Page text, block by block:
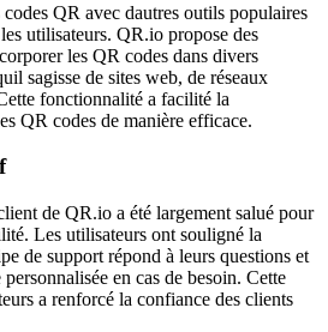
QR avec dautres outils populaires
utilisateurs. QR.io propose des
les QR codes dans divers
sagisse de sites web, de réseaux
fonctionnalité a facilité la
QR codes de manière efficace.
de QR.io a été largement salué pour
Les utilisateurs ont souligné la
de support répond à leurs questions et
en cas de besoin. Cette
a renforcé la confiance des clients